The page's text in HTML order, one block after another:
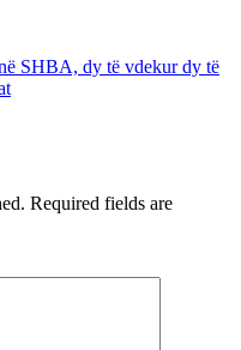
SHBA, dy të vdekur dy të
Required fields are